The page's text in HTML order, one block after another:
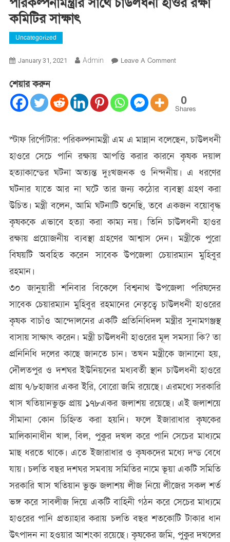
কমিটির সাক্ষাৎ
Uncategorized
January 31, 2021 Admin Leave A CommentOn
চাউলধনী
হাওর
সাক্ষাৎ
শেয়ার করুন
0
Shares
স্টাফ রির্পোটার: পরিকল্পনামন্ত্রী এম এ মান্নান বলেছেন, চাউলধনী
হাওরে সেচে পানি রক্ষায় আপত্তি করার কারনে কৃষক দয়াল
হত্যাকান্ডের ঘটনা অত্যন্ত দুঃখজনক ও নিন্দনীয়। এ ধরণের
ঘটনার যাতে আর না ঘটে তার জন্য কঠোর ব্যবস্থা গ্রহণ করা
উচিত। মন্ত্রী বলেন, আমি ঘটনাটি শুনেছি, তবে একজন বয়োবৃদ্ধ
কৃষককে এভাবে হত্যা করা কাম্য নয়। তিনি চাউলধনী হাওর
রক্ষায় প্রয়োজনীয় ব্যবস্থা গ্রহণের আশ্বাস দেন। মন্ত্রীকে পুরো
বিষয়টি অবহিত করেন সাবেক উপজেলা চেয়ারম্যান মুহিবুর
রহমান।
৩০ জানুয়ারী শনিবার বিকেলে বিশ্বনাথ উপজেলা পরিষদের
সাবেক চেয়ারম্যান মুহিবুর রহমানের নেতৃত্বে চাউলধনী হাওরের
কৃষক বাচাঁও আন্দোলনের একটি প্রতিনিধিদল মন্ত্রীর সুনামগঞ্জস্থ
বাসায় সাক্ষাৎ করেন। মন্ত্রী চাউলধনী হাওরের মূল সমস্যা কি? তা
প্রনিনিধি দলের কাছে জানতে চান। তখন মন্ত্রীকে জানানো হয়,
দৌলতপুর ও দশঘর ইউনিয়নের মধ্যবর্তী স্থান চাউলধনী হাওরে
প্রায় ৭/৮হাজার একর ইরি, বোরো জমি রয়েছে। এরমধ্যে সরকারি
খাস খতিয়ানভুক্ত প্রায় ১৭৮একর জলাশয় রয়েছে। এই জলাশয়ে
সীমানা কোন চিহ্নিত করা হয়নি। ফলে ইজারাধার কৃষকের
মালিকানাধীন খাল, বিল, পুকুর দখল করে পানি সেচের মাধ্যমে
মাছ ধরতে থাকে। এতে ইজারাধার ও কৃষকদের মধ্যে দন্ড বেধে
যায়। চলতি বছর দশঘর সমবায় সমিতির নামে ভূয়া একটি সমিতি
সরকারি খাস খতিয়ান ভুক্ত জলাশয় লীজ নিয়ে লীজের সকল শর্ত
ভঙ্গ করে সাবলীজ দিয়ে একটি বাহিনী গঠন করে সেচের মাধ্যমে
হাওরের পানি প্রত্যাহার করায় চলতি বছর শতকোটি টাকার ধান
উৎপাদন না হওয়ার আশংকা রয়েছে। কৃষকের জমি, পুকুর দখলের